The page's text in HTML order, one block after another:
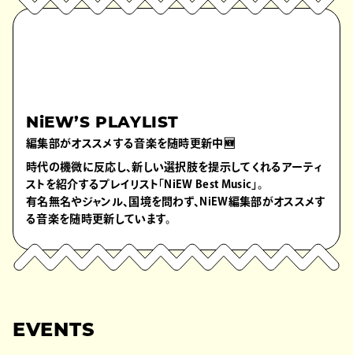
NiEW’S PLAYLIST
編集部がオススメする音楽を随時更新中🆕
時代の機微に反応し、新しい選択肢を提示してくれるアーティ
ストを紹介するプレイリスト「NiEW Best Music」。
有名無名やジャンル、国境を問わず、NiEW編集部がオススメす
る音楽を随時更新しています。
EVENTS